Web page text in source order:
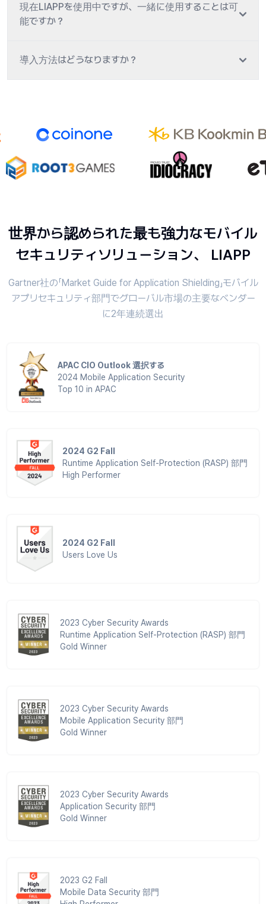
現在LIAPPを使用中ですが、一緒に使用することは可
能ですか？
導入方法はどうなりますか？
世界から認められた最も強力なモバイル
セキュリティソリューション、 LIAPP
Gartner社の「Market Guide for Application Shielding」モバイル
アプリセキュリティ部門でグローバル市場の主要なベンダー
に2年連続選出
APAC CIO Outlook 選択する
2024 Mobile Application Security
Top 10 in APAC
2024 G2 Fall
Runtime Application Self-Protection (RASP) 部門
High Performer
2024 G2 Fall
Users Love Us
2023 Cyber Security Awards
Runtime Application Self-Protection (RASP) 部門
Gold Winner
2023 Cyber Security Awards
Mobile Application Security 部門
Gold Winner
2023 Cyber Security Awards
Application Security 部門
Gold Winner
2023 G2 Fall
Mobile Data Security 部門